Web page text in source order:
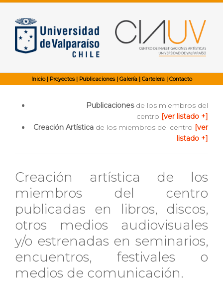
Inicio| Proyectos| Publicaciones| Galería| Cartelera| Contacto
Publicacionesde los miembros del
centro [ver listado +]
Creación Artística de los miembros del centro [ver
listado +]
Creación artística de los
miembros del centro
publicadas en libros, discos,
otros medios audiovisuales
y/o estrenadas en seminarios,
encuentros, festivales o
medios de comunicación.